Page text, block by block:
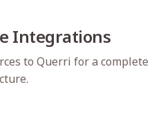
Integrations
to Querri for a complete